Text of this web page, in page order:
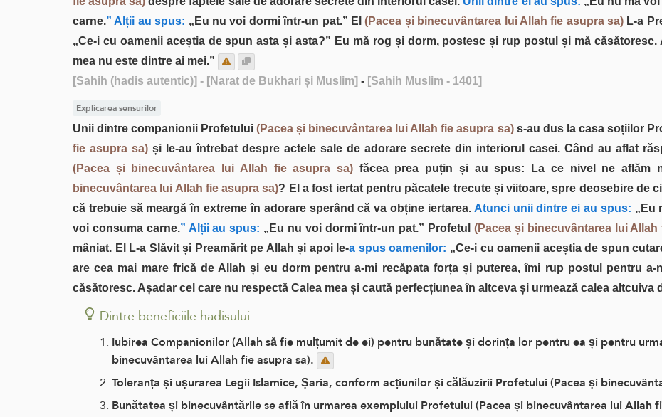
carne.” Alții au spus: „Eu nu voi dormi într-un pat.” El(Pacea și binecuvântarea lui Allah fie asupra sa) L-a
„Ce-i cu oamenii aceștia de spun asta și asta?” Eu mă rog și dorm, postesc și rup postul și mă căsătoresc.
mea nu este dintre ai mei.”
[Sahih (hadis autentic)] - [Narat de Bukhari și Muslim] - [Sahih Muslim - 1401]
Explicarea sensurilor
Unii dintre companionii Profetului(Pacea și binecuvântarea lui Allah fie asupra sa)s-au dus la casa soțiilor
fie asupra sa) și le-au întrebat despre actele sale de adorare secrete din interiorul casei. Când au aflat
(Pacea și binecuvântarea lui Allah fie asupra sa) făcea prea puțin și au spus: La ce nivel ne aflăm
binecuvântarea lui Allah fie asupra sa)? El a fost iertat pentru păcatele trecute și viitoare, spre deosebire de
că trebuie să meargă în extreme în adorare sperând că va obține iertarea.Atunci unii dintre ei au spus: „Eu
voi consuma carne.” Alții au spus: „Eu nu voi dormi într-un pat.” Profetul(Pacea și binecuvântarea lui Allah
mâniat. El L-a Slăvit și Preamărit pe Allah și apoi le-a spus oamenilor: „Ce-i cu oamenii aceștia de spun
are cea mai mare frică de Allah și eu dorm pentru a-mi recăpata forța și puterea, îmi rup postul pentru
căsătoresc. Așadar cel care nu respectă Calea mea și caută perfecțiunea în altceva și urmează calea altcuiva
Dintre beneficiile hadisului
Iubirea Companionilor (Allah să fie mulțumit de ei) pentru bunătate și dorința lor pentru ea și pentru
binecuvântarea lui Allah fie asupra sa).
Toleranța și ușurarea Legii Islamice, Șaria, conform acțiunilor și călăuzirii Profetului (Pacea și
Bunătatea și binecuvântările se află în urmarea exemplului Profetului (Pacea și binecuvântarea lui Allah